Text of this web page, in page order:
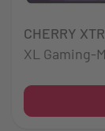
CHERRY
XL Gaming-